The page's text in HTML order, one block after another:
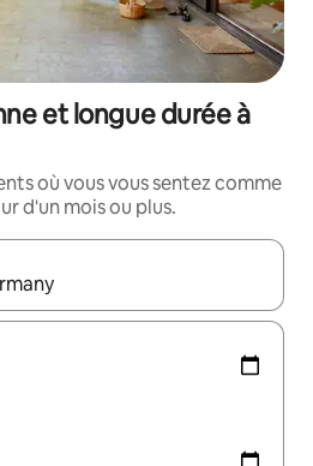
et longue durée à
où vous vous sentez comme
d'un mois ou plus.
utilisez les flèches vers le